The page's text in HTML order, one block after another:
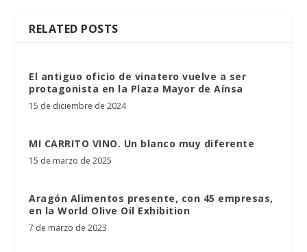
RELATED POSTS
El antiguo oficio de vinatero vuelve a ser
protagonista en la Plaza Mayor de Aínsa
15 de diciembre de 2024
MI CARRITO VINO. Un blanco muy diferente
15 de marzo de 2025
Aragón Alimentos presente, con 45 empresas,
en la World Olive Oil Exhibition
7 de marzo de 2023